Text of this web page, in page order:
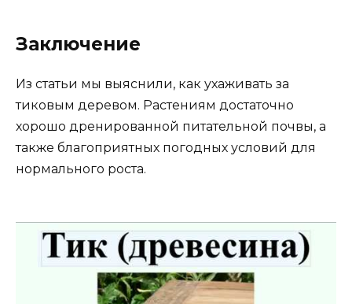
Заключение
Из статьи мы выяснили, как ухаживать за
тиковым деревом. Растениям достаточно
хорошо дренированной питательной почвы, а
также благоприятных погодных условий для
нормального роста.